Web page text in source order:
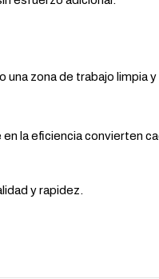
zona de trabajo limpia y
la eficiencia convierten
y rapidez.